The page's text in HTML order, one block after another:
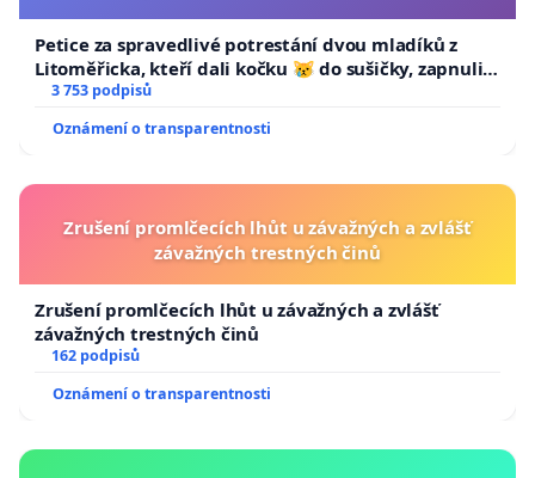
Petice za spravedlivé potrestání dvou mladíků z
Litoměřicka, kteří dali kočku 😿 do sušičky, zapnuli ji
a umírání zvířete natočili.
3 753 podpisů
Oznámení o transparentnosti
Zrušení promlčecích lhůt u závažných a zvlášť
závažných trestných činů
Zrušení promlčecích lhůt u závažných a zvlášť
závažných trestných činů
162 podpisů
Oznámení o transparentnosti